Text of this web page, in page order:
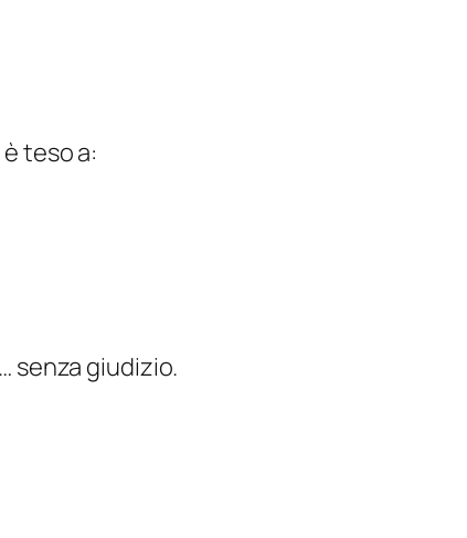
teso a:
senza giudizio.